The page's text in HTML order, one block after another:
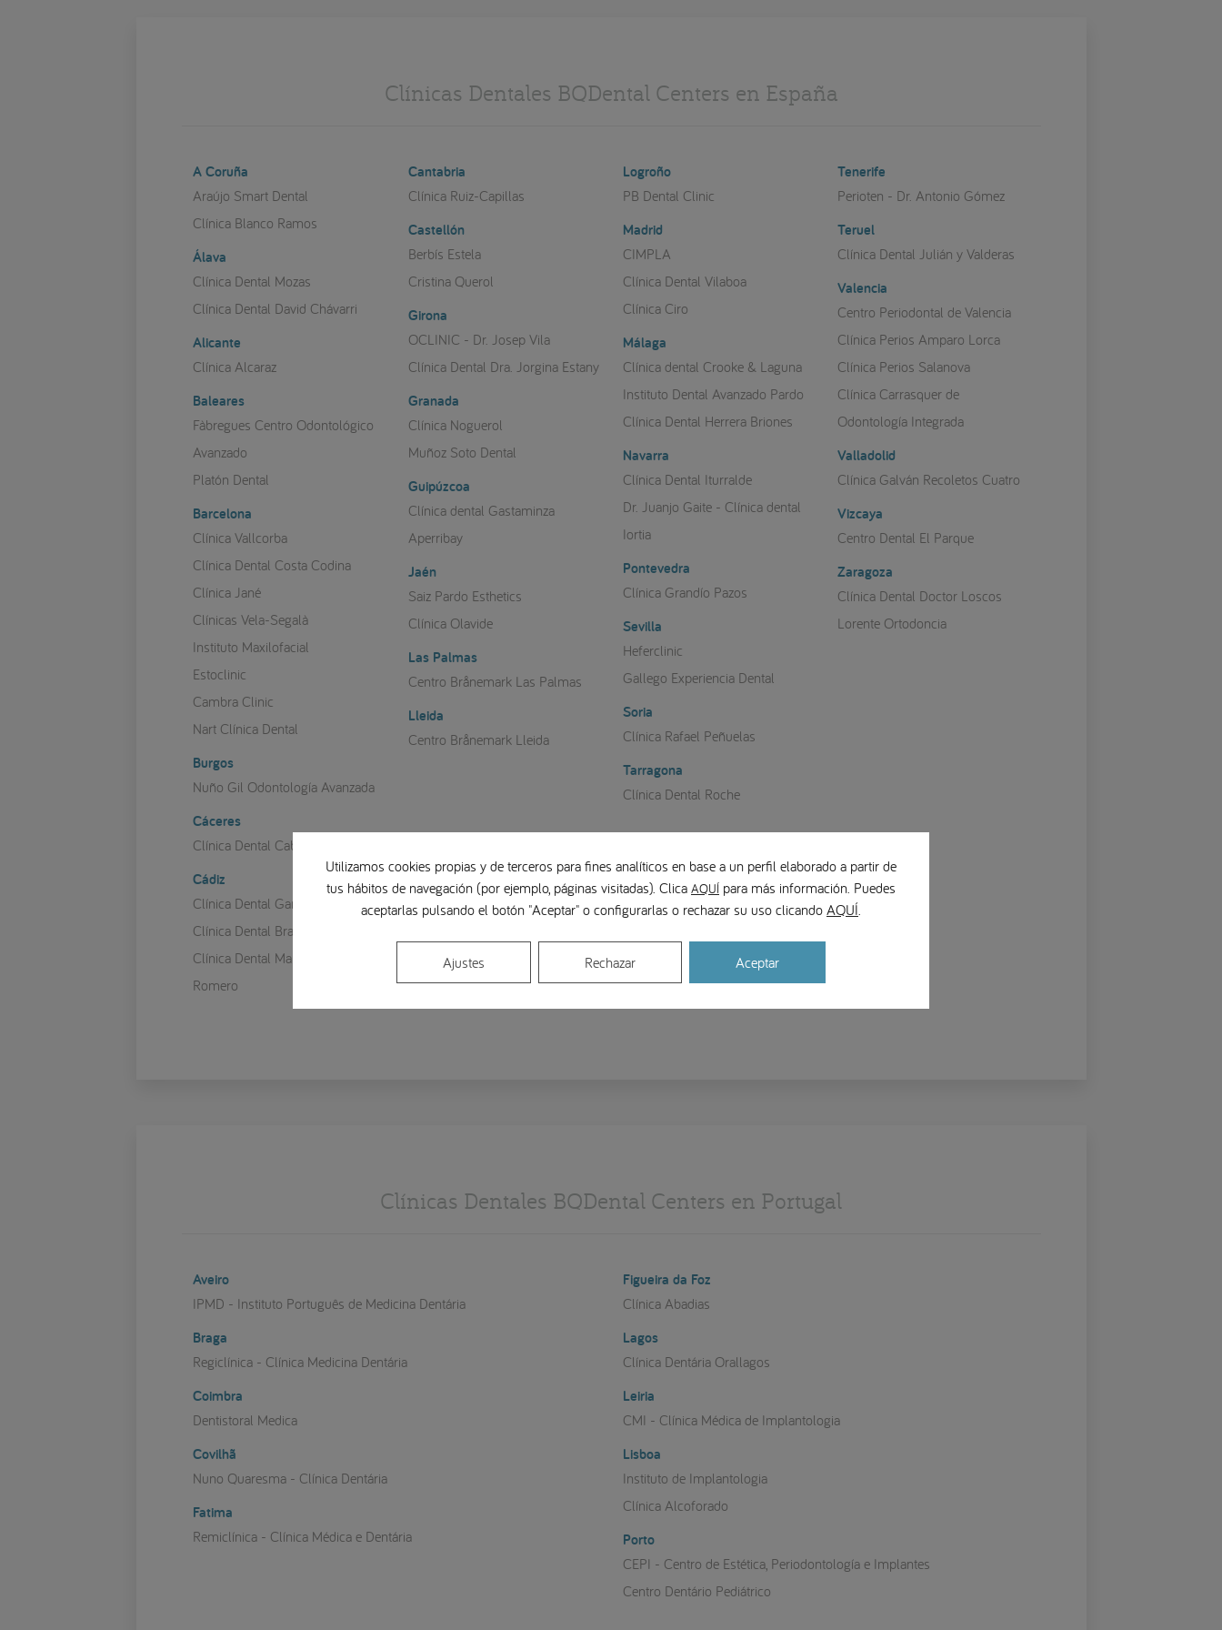
Clínicas Dentales BQDental Centers en España
A Coruña
Araújo Smart Dental
Clínica Blanco Ramos
Álava
Clínica Dental Mozas
Clínica Dental David Chávarri
Alicante
Clínica Alcaraz
Baleares
Fàbregues Centro Odontológico
Avanzado
Platón Dental
Barcelona
Clínica Vallcorba
Clínica Dental Costa Codina
Clínica Jané
Clínicas Vela-Segalà
Instituto Maxilofacial
Estoclinic
Cambra Clinic
Nart Clínica Dental
Burgos
Nuño Gil Odontología Avanzada
Cáceres
Clínica Dental Cabezas
Cádiz
Clínica Dental García Cortés
Clínica Dental Brasilocho
Clínica Dental Manuel Mª
Romero
Cantabria
Clínica Ruiz-Capillas
Castellón
Berbís Estela
Cristina Querol
Girona
OCLINIC - Dr. Josep Vila
Clínica Dental Dra. Jorgina Estany
Granada
Clínica Noguerol
Muñoz Soto Dental
Guipúzcoa
Clínica dental Gastaminza
Aperribay
Jaén
Saiz Pardo Esthetics
Clínica Olavide
Las Palmas
Centro Brånemark Las Palmas
Lleida
Centro Brånemark Lleida
Logroño
PB Dental Clinic
Madrid
CIMPLA
Clínica Dental Vilaboa
Clínica Ciro
Málaga
Clínica dental Crooke & Laguna
Instituto Dental Avanzado Pardo
Clínica Dental Herrera Briones
Navarra
Clínica Dental Iturralde
Dr. Juanjo Gaite - Clínica dental
Iortia
Pontevedra
Clínica Grandío Pazos
Sevilla
Heferclinic
Gallego Experiencia Dental
Soria
Clínica Rafael Peñuelas
Tarragona
Clínica Dental Roche
Tenerife
Perioten - Dr. Antonio Gómez
Teruel
Clínica Dental Julián y Valderas
Valencia
Centro Periodontal de Valencia
Clínica Perios Amparo Lorca
Clínica Perios Salanova
Clínica Carrasquer de
Odontología Integrada
Valladolid
Clínica Galván Recoletos Cuatro
Vizcaya
Centro Dental El Parque
Zaragoza
Clínica Dental Doctor Loscos
Lorente Ortodoncia
Clínicas Dentales BQDental Centers en Portugal
Aveiro
IPMD - Instituto Português de Medicina Dentária
Braga
Regiclínica - Clínica Medicina Dentária
Coimbra
Dentistoral Medica
Covilhã
Nuno Quaresma - Clínica Dentária
Fatima
Remiclínica - Clínica Médica e Dentária
Figueira da Foz
Clínica Abadias
Lagos
Clínica Dentária Orallagos
Leiria
CMI - Clínica Médica de Implantologia
Lisboa
Instituto de Implantologia
Clínica Alcoforado
Porto
CEPI - Centro de Estética, Periodontología e Implantes
Centro Dentário Pediátrico
Utilizamos cookies propias y de terceros para fines analíticos en base a un perfil elaborado a partir de
tus hábitos de navegación (por ejemplo, páginas visitadas). Clica AQUÍ para más información. Puedes
aceptarlas pulsando el botón "Aceptar" o configurarlas o rechazar su uso clicando AQUÍ.
Aceptar
Rechazar
Ajustes